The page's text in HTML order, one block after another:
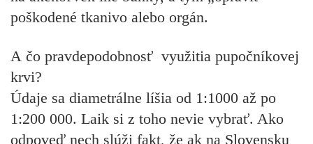
poškodené tkanivo alebo orgán.
A čo pravdepodobnosť využitia pupočníkovej
krvi?
Údaje sa diametrálne líšia od 1:1000 až po
1:200 000. Laik si z toho nevie vybrať. Ako
odpoveď nech slúži fakt, že ak na Slovensku